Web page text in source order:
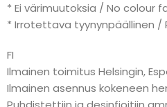
* Ei värimuutoksia / No colour
* Irrotettava tyynynpäällinen /
FI
Ilmainen toimitus Helsingin,
Ilmainen asennus kokeneen